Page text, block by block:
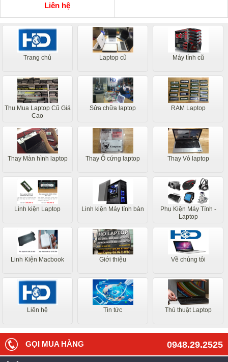
Liên hệ
Trang chủ Laptop cũ Máy tính cũ
Thu Mua Laptop Cũ Giá
Cao
Sửa chữa laptop RAM Laptop
Thay Màn hình laptop Thay Ổ cứng laptop Thay Vỏ laptop
Linh kiện Laptop Linh kiện Máy tính bàn
Phụ Kiện Máy Tính -
Laptop
Linh Kiện Macbook Giới thiệu Về chúng tôi
Liên hệ Tin tức Thủ thuật Laptop
0948.29.2525
GỌI MUA HÀNG